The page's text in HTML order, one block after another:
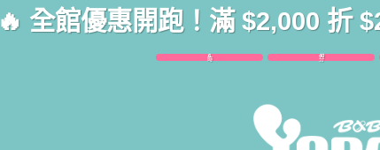
🔥 全館優惠開跑！滿 $2,000 折
6
時
40
分